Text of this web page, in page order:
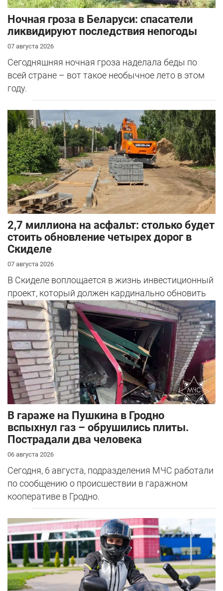
Ночная гроза в Беларуси: спасатели
ликвидируют последствия непогоды
07 августа 2026
Сегодняшняя ночная гроза наделала беды по
всей стране – вот такое необычное лето в этом
году.
2,7 миллиона на асфальт: столько будет
стоить обновление четырех дорог в
Скиделе
07 августа 2026
В Скиделе воплощается в жизнь инвестиционный
проект, который должен кардинально обновить
облик сразу четырех улиц: Богуш...
В гараже на Пушкина в Гродно
вспыхнул газ – обрушились плиты.
Пострадали два человека
06 августа 2026
Сегодня, 6 августа, подразделения МЧС работали
по сообщению о происшествии в гаражном
кооперативе в Гродно.